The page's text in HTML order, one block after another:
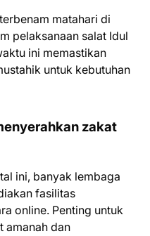
matahari di
pelaksanaan salat Idul
ini memastikan
untuk kebutuhan
zakat
ini, banyak lembaga
fasilitas
online. Penting untuk
amanah dan